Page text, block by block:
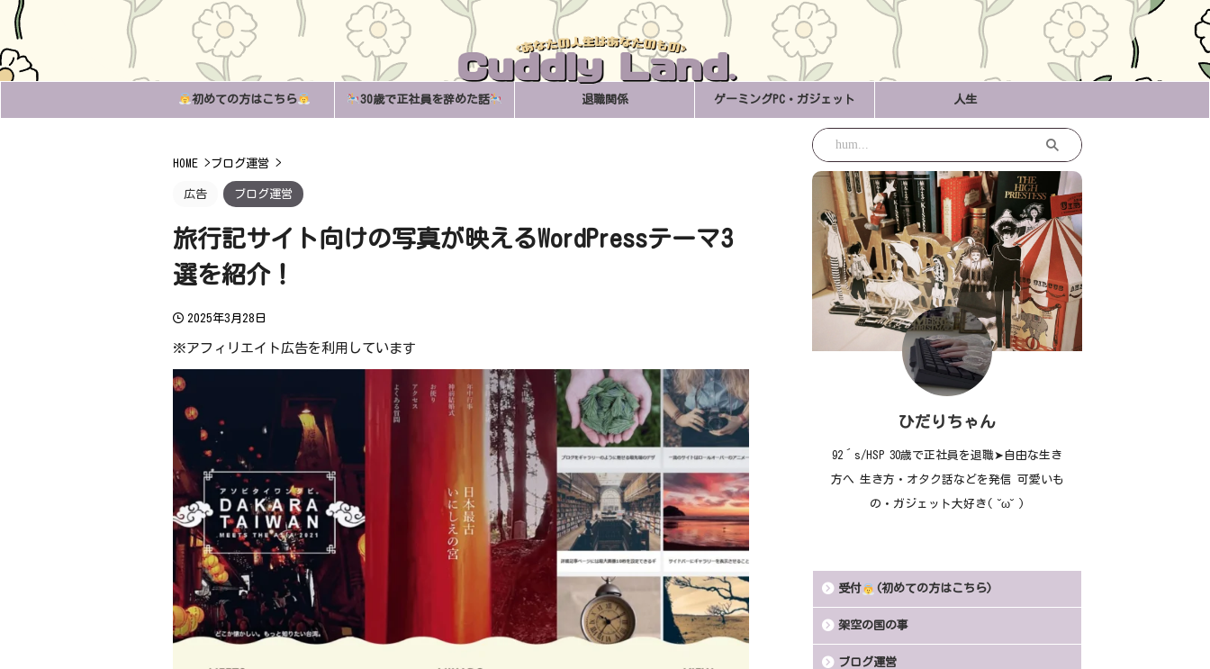
初めての方はこちら 30歳で正社員を辞めた話 退職関係 ゲーミングPC・ガジェット 人生
HOME >ブログ運営 >
広告 ブログ運営
旅行記サイト向けの写真が映えるWordPressテーマ3
選を紹介！
2025年3月28日
※アフィリエイト広告を利用しています
ひだりちゃん
92´s/HSP 30歳で正社員を退職➤自由な生き
方へ 生き方・オタク話などを発信 可愛いも
の・ガジェット大好き( ˘ω˘ )
受付 (初めての方はこちら)
架空の国の事
ブログ運営